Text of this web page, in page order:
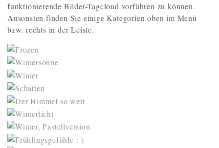
funktionierende Bilder-Tagcloud vorführen zu können.
Ansonsten finden Sie einige Kategorien oben im Menü
bzw. rechts in der Leiste.